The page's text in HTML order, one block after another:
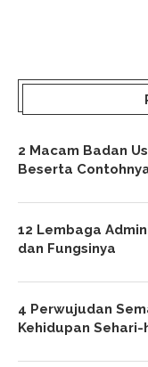
2 Macam Badan
Beserta
12 Lembaga
dan Fungsinya
4 Perwujudan
Kehidupan Sehari-